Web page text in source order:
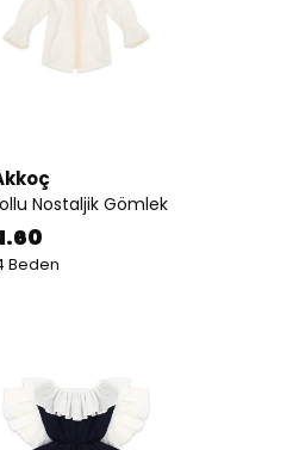
Nostaljik Gömlek
Beden